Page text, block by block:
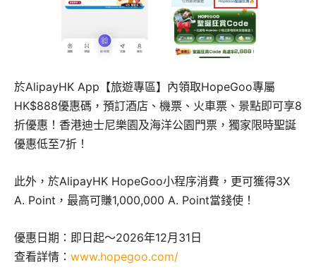
於AlipayHK App【旅遊專區】內領取HopeGoo專屬
HK$888優惠碼，預訂酒店、機票、火車票、景點即可享8
折優惠！香港迪士尼樂園及海洋公園門票，獨家限時聖誕
優惠低至7折！
此外，於AlipayHK HopeGoo小程序消費，更可獲得3X
A. Point，最高可賺1,000,000 A. Point當錢使！
優惠日期：即日起～2026年12月31日
查看詳情： www.hopegoo.com/